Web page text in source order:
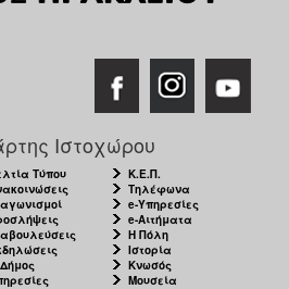
Ιστοχώρου
Τύπου
Κ.Ε.Π.
Τηλέφωνα
e-Υπηρεσίες
e-Αιτήματα
Η Πόλη
Ιστορία
Κνωσός
Μουσεία